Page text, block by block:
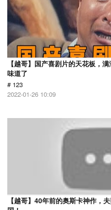
【越哥】国产喜剧片的天花板，
味道了
# 123
2022-01-26 10:09
【越哥】40年前的奥斯卡神作，